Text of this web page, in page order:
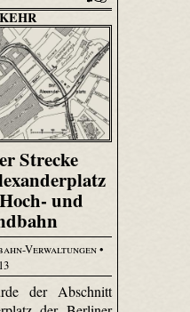
Strecke
und
Verwaltungen•
der Abschnitt